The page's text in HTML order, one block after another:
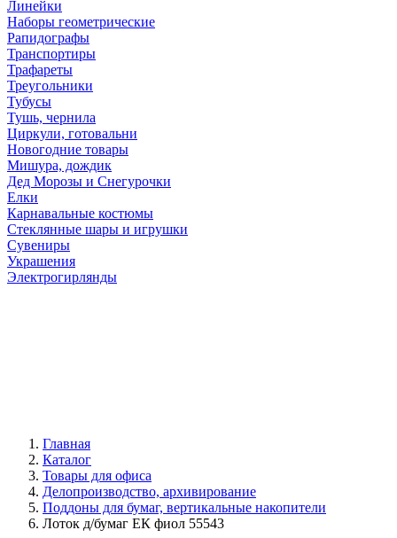
Линейки
Наборы геометрические
Рапидографы
Транспортиры
Трафареты
Треугольники
Тубусы
Тушь, чернила
Циркули, готовальни
Новогодние товары
Мишура, дождик
Дед Морозы и Снегурочки
Елки
Карнавальные костюмы
Стеклянные шары и игрушки
Сувениры
Украшения
Электрогирлянды
Главная
Каталог
Товары для офиса
Делопроизводство, архивирование
Поддоны для бумаг, вертикальные накопители
Лоток д/бумаг ЕК фиол 55543